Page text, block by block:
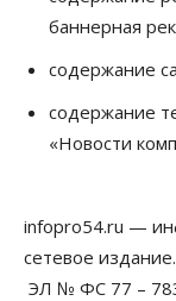
07 Августа 2026,
Общество
07 Августа 2026,
выстраивают
07 Августа 2026,
баннерная
содержание
содержание
«Новости
infopro54.ru —
сетевое
ЭЛ № ФС 77 –